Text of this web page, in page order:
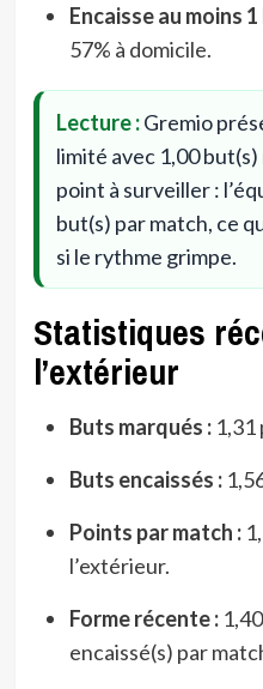
Encaisse au moins
57% à domicile.
Lecture :Gremio
limité avec 1,00
point à surveiller :
but(s) par match, ce
si le rythme grimpe.
Statistiques
l’extérieur
Buts marqués :1,31
Buts encaissés :
Points par match :
l’extérieur.
Forme récente :
encaissé(s) par